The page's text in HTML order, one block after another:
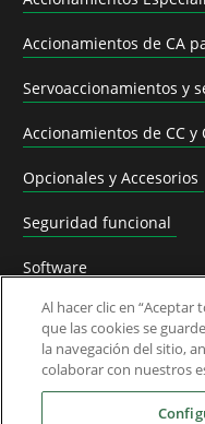
Accionamientos de CA
Servoaccionamientos y
Accionamientos de CC y
Opcionales y Accesorios
Seguridad funcional
Software
Soluciones para
Productos Sustituidos y
Al hacer clic en “Aceptar
que las cookies se
la navegación del sitio,
colaborar con nuestros